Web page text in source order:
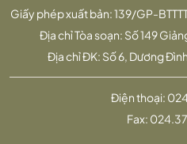
Giấy phép xuất bản: 139/GP-
Địa chỉ Tòa soạn: Số 149
Địa chỉ ĐK: Số 6, Dương
Điện thoại:
Fax: